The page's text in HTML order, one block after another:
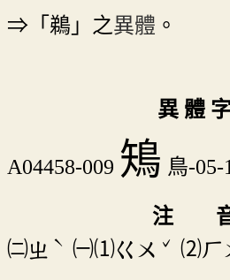
⇒「鵜」之異體 。
異 體
A04458-009 鴙 鳥-05-
注
㈡ㄓ ˋ ㈠⑴ㄍㄨ ˇ ⑵ㄏ